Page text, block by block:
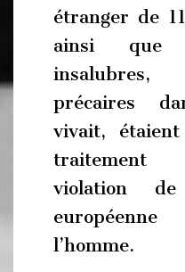
étranger de
ainsi que
insalubres,
précaires
vivait,
traitement
violation
l’homme.